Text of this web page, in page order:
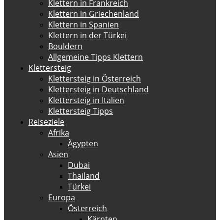
Klettern in Frankreich
Klettern in Griechenland
Klettern in Spanien
Klettern in der Türkei
Bouldern
Allgemeine Tipps Klettern
Klettersteig
Klettersteig in Österreich
Klettersteig in Deutschland
Klettersteig in Italien
Klettersteig Tipps
Reiseziele
Afrika
Ägypten
Asien
Dubai
Thailand
Türkei
Europa
Österreich